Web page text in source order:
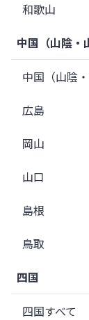
和歌山
中国（山陰・
中国（山陰
広島
岡山
山口
島根
鳥取
四国
四国すべて